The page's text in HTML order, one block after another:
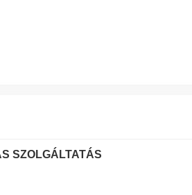
SZOLGÁLTATÁS